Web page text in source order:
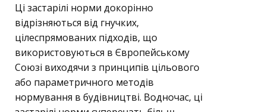
Ці застарілі норми докорінно
відрізняються від гнучких,
цілеспрямованих підходів, що
використовуються в Європейському
Союзі виходячи з принципів цільового
або параметричного методів
нормування в будівництві. Водночас, ці